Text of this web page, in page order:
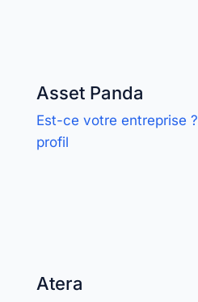
Asset Panda
Est-ce votre entreprise
profil
Atera